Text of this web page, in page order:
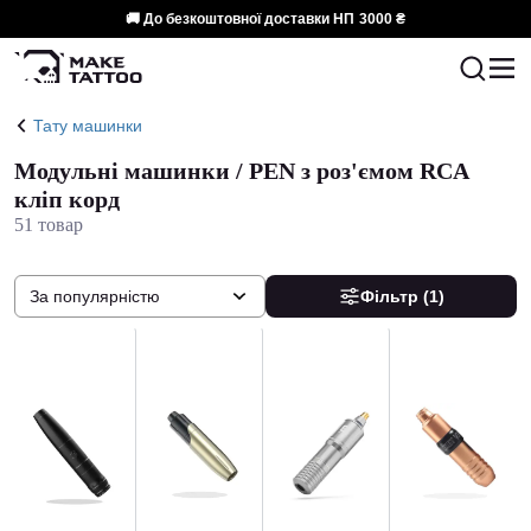
🚚 До безкоштовної доставки НП 3000 ₴
Тату машинки
Модульні машинки / PEN з роз'ємом RCA
кліп корд
51 товар
Фільтр (1)
За популярністю